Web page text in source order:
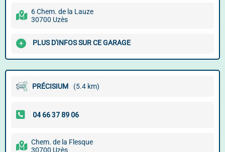
6 Chem. de la Lauze
30700 Uzès
PLUS D'INFOS SUR CE GARAGE
PRÉCISIUM (5.4 km)
Chem. de la Flesque
30700 Uzès